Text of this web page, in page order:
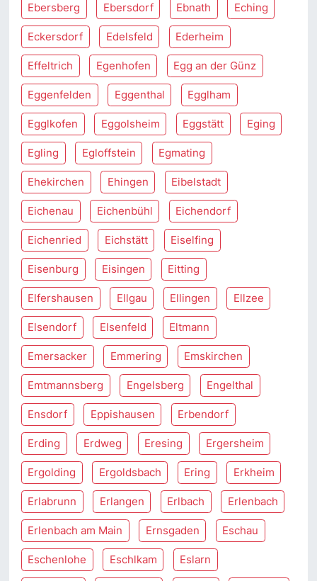
Ebersberg Ebersdorf Ebnath Eching
Eckersdorf Edelsfeld Ederheim
Effeltrich Egenhofen Egg an der Günz
Eggenfelden Eggenthal Egglham
Egglkofen Eggolsheim Eggstätt Eging
Egling Egloffstein Egmating
Ehekirchen Ehingen Eibelstadt
Eichenau Eichenbühl Eichendorf
Eichenried Eichstätt Eiselfing
Eisenburg Eisingen Eitting
Elfershausen Ellgau Ellingen Ellzee
Elsendorf Elsenfeld Eltmann
Emersacker Emmering Emskirchen
Emtmannsberg Engelsberg Engelthal
Ensdorf Eppishausen Erbendorf
Erding Erdweg Eresing Ergersheim
Ergolding Ergoldsbach Ering Erkheim
Erlabrunn Erlangen Erlbach Erlenbach
Erlenbach am Main Ernsgaden Eschau
Eschenlohe Eschlkam Eslarn